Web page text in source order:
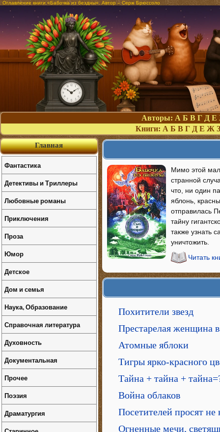
Оглавление книги «Бабочка из бездны». Автор – Серж Брюссоло
Авторы: А Б В Г Д Е
Книги: А Б В Г Д Е Ж З
Мимо этой
странной
что, ни один
яблонь,
отправилась
тайну
также узнать
уничтожить.
Читать
Похитители звезд
Престарелая женщина
Атомные яблоки
Тигры ярко-красного
Тайна + тайна +
Война облаков
Посетителей просят не
Огненные мечи,
Главная
Фантастика
Детективы и Триллеры
Любовные романы
Приключения
Проза
Юмор
Детское
Дом и семья
Наука, Образование
Справочная литература
Духовность
Документальная
Прочее
Поэзия
Драматургия